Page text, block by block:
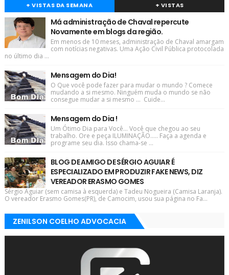
+ VISTAS DA SEMANA + VISTAS
Má administração de Chaval repercute
Novamente em blogs da região.
Em menos de 10 meses, administração de Chaval amargam
com notícias negativas. Uma Ação Civil Pública protocolada
no último dia ...
Mensagem do Dia!
O Que você pode fazer para mudar o mundo ? Comece
mudando a si mesmo. Ninguém muda o mundo se não
consegue mudar a si mesmo ... Cuide...
Mensagem do Dia !
Um Ótimo Dia para Você... Você que chegou ao seu
trabalho. Ore e peça ILUMINAÇÃO..... Faça a agenda e
programe seu dia. Isso chama-se ...
BLOG DE AMIGO DE SÉRGIO AGUIAR É
ESPECIALIZADO EM PRODUZIR FAKE NEWS, DIZ
VEREADOR ERASMO GOMES
Sérgio Aguiar (sem camisa à esquerda) e Tadeu Nogueira (Camisa Laranja).
O vereador Erasmo Gomes(PR), de Camocim, usou sua página no Fa...
ZENILSON COELHO ADVOCACIA